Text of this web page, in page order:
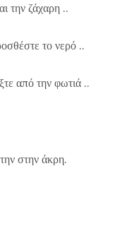
την ζάχαρη ..
το νερό ..
από την φωτιά ..
στην άκρη.